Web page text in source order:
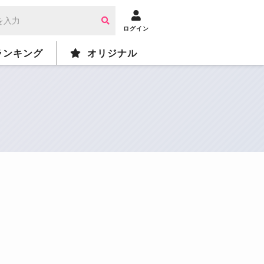
ログイン
ンキング オリジナル